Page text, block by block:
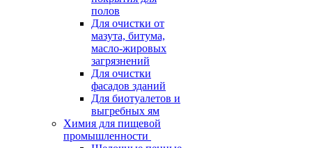
полов
Для очистки от
мазута, битума,
масло-жировых
загрязнений
Для очистки
фасадов зданий
Для биотуалетов и
выгребных ям
Химия для пищевой
промышленности